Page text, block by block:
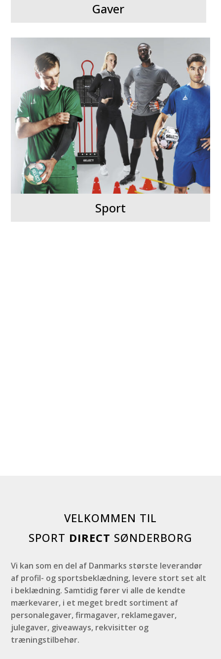
Gaver
Sport
VELKOMMEN TIL
SPORT DIRECT SØNDERBORG
Vi kan som en del af Danmarks største leverandør
af profil- og sportsbeklædning, levere stort set alt
i beklædning. Samtidig fører vi alle de kendte
mærkevarer, i et meget bredt sortiment af
personalegaver, firmagaver, reklamegaver,
julegaver, giveaways, rekvisitter og
træningstilbehør.